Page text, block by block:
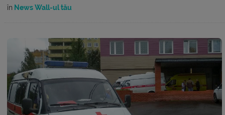
în News Wall-ul tău